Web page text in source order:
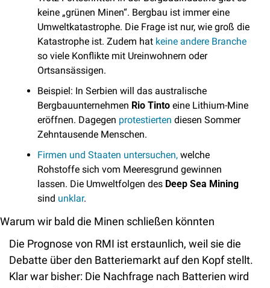
keine „grünen Minen“. Bergbau ist immer eine
Umweltkatastrophe. Die Frage ist nur, wie groß die
Katastrophe ist. Zudem hat keine andere Branche
so viele Konflikte mit Ureinwohnern oder
Ortsansässigen.
Beispiel: In Serbien will das australische
Bergbauunternehmen Rio Tinto eine Lithium-Mine
eröffnen. Dagegen protestierten diesen Sommer
Zehntausende Menschen.
Firmen und Staaten untersuchen, welche
Rohstoffe sich vom Meeresgrund gewinnen
lassen. Die Umweltfolgen des Deep Sea Mining
sind unklar.
Warum wir bald die Minen schließen könnten
Die Prognose von RMI ist erstaunlich, weil sie die
Debatte über den Batteriemarkt auf den Kopf stellt.
Klar war bisher: Die Nachfrage nach Batterien wird